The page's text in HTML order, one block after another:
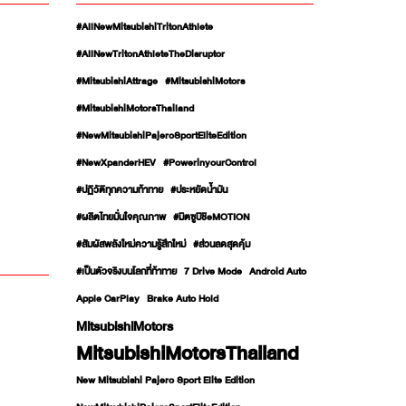
#AllNewMitsubishiTritonAthlete
#AllNewTritonAthleteTheDisruptor
#MitsubishiAttrage #MitsubishiMotors
#MitsubishiMotorsThailand
#NewMitsubishiPajeroSportEliteEdition
#NewXpanderHEV #PowerinyourControl
#ปฏิวัติทุกความท้าทาย #ประหยัดน้ำมัน
#ผลิตไทยมั่นใจคุณภาพ #มิตซูบิชิeMOTION
#สัมผัสพลังใหม่ความรู้สึกใหม่ #ส่วนลดสุดคุ้ม
#เป็นตัวจริงบนโลกที่ท้าทาย 7 Drive Mode Android Auto
Apple CarPlay Brake Auto Hold
MitsubishiMotors
MitsubishiMotorsThailand
New Mitsubishi Pajero Sport Elite Edition